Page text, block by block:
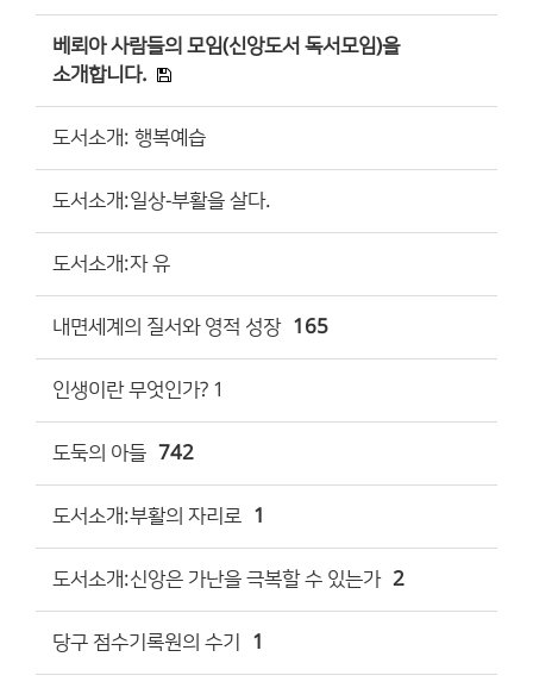
베뢰아 사람들의 모임(신앙도서 독서모임)을
소개합니다.
도서소개: 행복예습
도서소개:일상-부활을 살다.
도서소개:자 유
내면세계의 질서와 영적 성장 165
인생이란 무엇인가? 1
도둑의 아들 742
도서소개:부활의 자리로 1
도서소개:신앙은 가난을 극복할 수 있는가 2
당구 점수기록원의 수기 1